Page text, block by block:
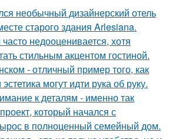
необычный дизайнерский отель
старого здания Arlesiana.
недооценивается, хотя
стильным акцентом гостиной.
- отличный пример того, как
могут идти рука об руку.
к деталям - именно так
который начался с
в полноценный семейный дом.